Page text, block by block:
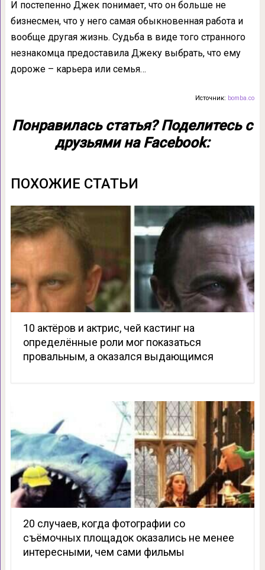
И постепенно Джек понимает, что он больше не
бизнесмен, что у него самая обыкновенная работа и
вообще другая жизнь. Судьба в виде того странного
незнакомца предоставила Джеку выбрать, что ему
дороже – карьера или семья…
Источник: bomba.co
Понравилась статья? Поделитесь с
друзьями на Facebook:
ПОХОЖИЕ СТАТЬИ
10 актёров и актрис, чей кастинг на
определённые роли мог показаться
провальным, а оказался выдающимся
20 случаев, когда фотографии со
съёмочных площадок оказались не менее
интересными, чем сами фильмы